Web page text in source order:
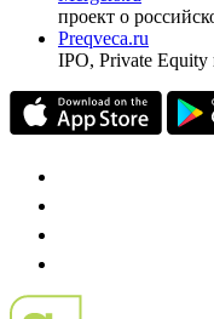
Investfunds
универсальный
частного
проект о
Preqveca.ru